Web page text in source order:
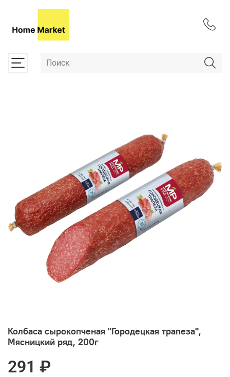
Колбаса сырокопченая "Городецкая трапеза",
Мясницкий ряд, 200г
291 ₽